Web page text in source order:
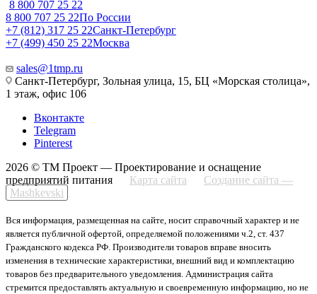
8 800 707 25 22
8 800 707 25 22По России
+7 (812) 317 25 22Санкт-Петербург
+7 (499) 450 25 22Москва
sales@1tmp.ru
Санкт-Петербург, Зольная улица, 15, БЦ «Морская столица»,
1 этаж, офис 106
Вконтакте
Telegram
Pinterest
2026 © ТМ Проект — Проектирование и оснащение
предприятий питания
Карта сайта
Создание сайта —
Mashkevski
Вся информация, размещенная на сайте, носит справочный характер и не
является публичной офертой, определяемой положениями ч.2, ст. 437
Гражданского кодекса РФ. Производители товаров вправе вносить
изменения в технические характеристики, внешний вид и комплектацию
товаров без предварительного уведомления. Администрация сайта
стремится предоставлять актуальную и своевременную информацию, но не